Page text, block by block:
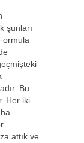
şunları
Bu
Her iki
attık ve